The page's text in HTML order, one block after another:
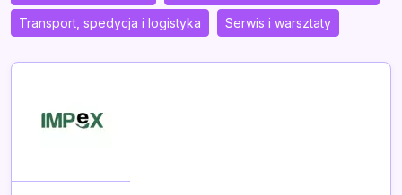
Transport, spedycja i logistyka Serwis i warsztaty